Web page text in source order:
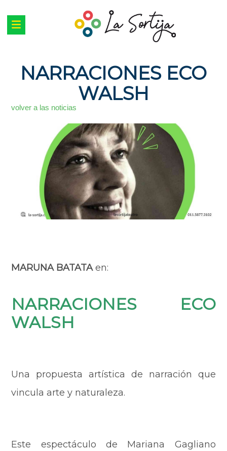
NARRACIONES ECO
WALSH
volver a las noticias
MARUNA BATATAen:
NARRACIONES ECO
WALSH
Una propuesta artística de narración que
vincula arte y naturaleza.
Este espectáculo de Mariana Gagliano